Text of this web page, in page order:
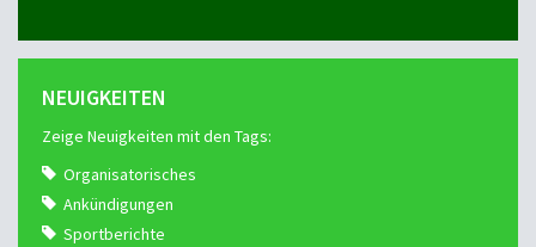
NEUIGKEITEN
Zeige Neuigkeiten mit den Tags:
Organisatorisches
Ankündigungen
Sportberichte